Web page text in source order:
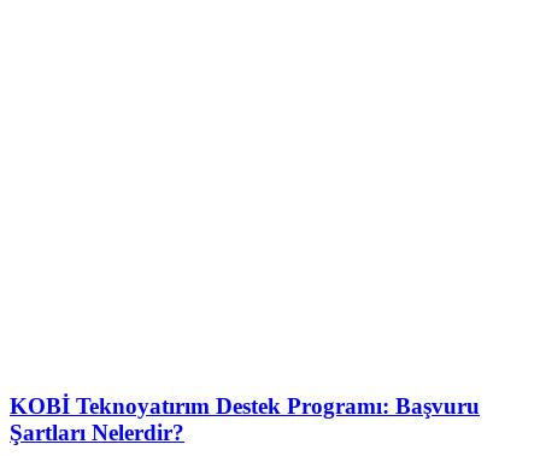
KOBİ Teknoyatırım Destek Programı: Başvuru
Şartları Nelerdir?